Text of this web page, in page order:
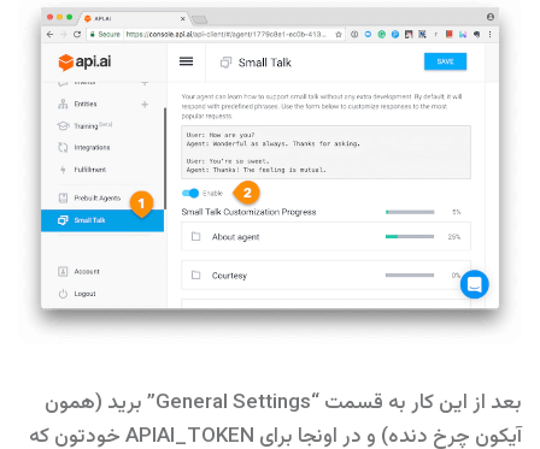
بعد از این کار به قسمت “General Settings” برید (همون
آیکون چرخ دنده) و در اونجا برای APIAI_TOKEN خودتون که